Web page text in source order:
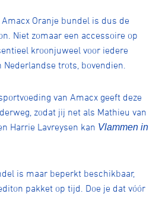
Oranje bundel is dus de
Niet zomaar een accessoire op
kroonjuweel voor iedere
trots, bovendien.
van Amacx geeft deze
zodat jij net als Mathieu van
Harrie Lavreysen kan Vlammen in
is maar beperkt beschikbaar,
pakket op tijd. Doe je dat vóór
Fixed gear